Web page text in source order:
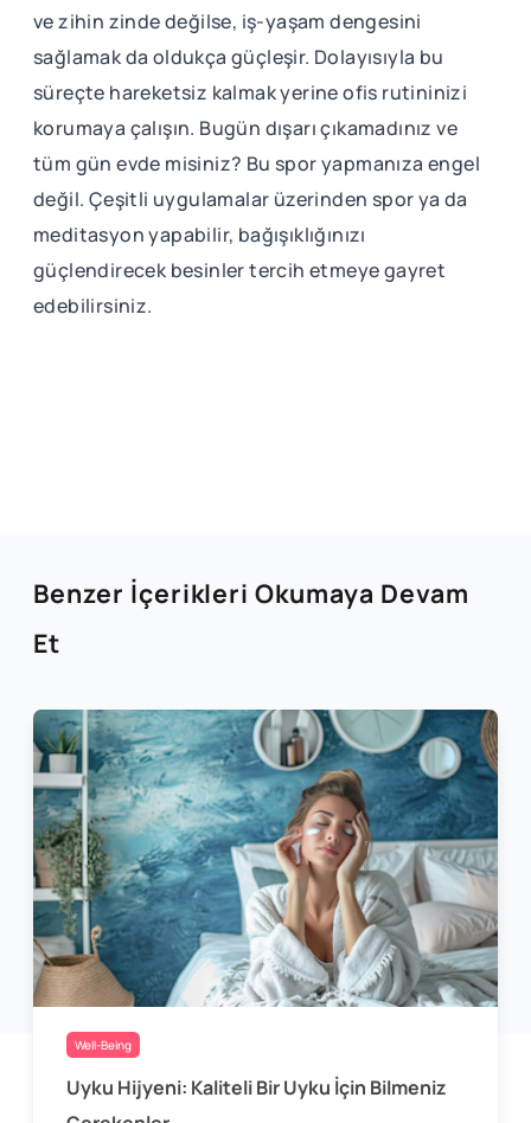
ve zihin zinde değilse, iş-yaşam dengesini
sağlamak da oldukça güçleşir. Dolayısıyla bu
süreçte hareketsiz kalmak yerine ofis rutininizi
korumaya çalışın. Bugün dışarı çıkamadınız ve
tüm gün evde misiniz? Bu spor yapmanıza engel
değil. Çeşitli uygulamalar üzerinden spor ya da
meditasyon yapabilir, bağışıklığınızı
güçlendirecek besinler tercih etmeye gayret
edebilirsiniz.
Benzer İçerikleri Okumaya Devam
Et
Well-Being
Uyku Hijyeni: Kaliteli Bir Uyku İçin Bilmeniz